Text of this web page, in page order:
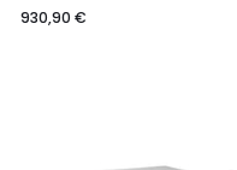
930,90 €